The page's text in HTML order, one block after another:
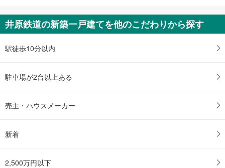
848.7万円
未定
井原鉄道の新築一戸建てを他のこだわりから探す
駅徒歩10分以内
駐車場が2台以上ある
売主・ハウスメーカー
新着
2,500万円以下